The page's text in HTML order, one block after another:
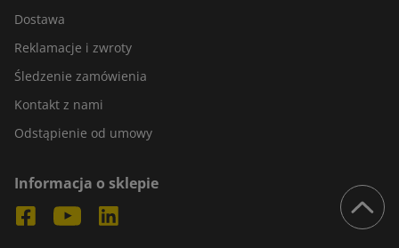
Dostawa
Reklamacje i zwroty
Śledzenie zamówienia
Kontakt z nami
Odstąpienie od umowy
Informacja o sklepie